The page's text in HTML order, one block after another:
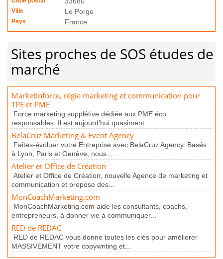
Ville Le Porge
Pays France
Sites proches de SOS études de
marché
Marketinforce, régie marketing et communication pour
TPE et PME
Force marketing supplétive dédiée aux PME éco
responsables. Il est aujourd’hui quasiment...
BelaCruz Marketing & Event Agency
Faites-évoluer votre Entreprise avec BelaCruz Agency. Basés
à Lyon, Paris et Genève, nous...
Atelier et Office de Création
Atelier et Office de Création, nouvelle Agence de marketing et
communication et propose des...
MonCoachMarketing.com
MonCoachMarketing.com aide les consultants, coachs,
entrepreneurs, à donner vie à communiquer...
RED de REDAC
RED de REDAC vous donne toutes les clés pour améliorer
MASSIVEMENT votre copywriting et...